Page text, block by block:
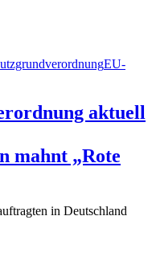
EU-
aktuell
mahnt „Rote
in Deutschland